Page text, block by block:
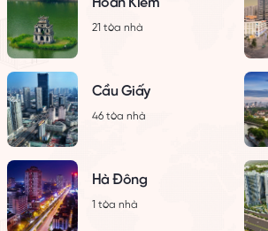
21 tòa nhà
Cầu Giấy
46 tòa nhà
Hà Đông
1 tòa nhà